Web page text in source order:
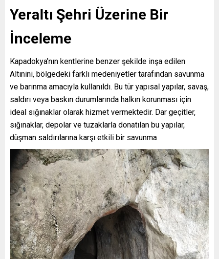
Yeraltı Şehri Üzerine Bir
İnceleme
Kapadokya’nın kentlerine benzer şekilde inşa edilen
Altınini, bölgedeki farklı medeniyetler tarafından savunma
ve barınma amacıyla kullanıldı. Bu tür yapısal yapılar, savaş,
saldırı veya baskın durumlarında halkın korunması için
ideal sığınaklar olarak hizmet vermektedir. Dar geçitler,
sığınaklar, depolar ve tuzaklarla donatılan bu yapılar,
düşman saldırılarına karşı etkili bir savunma